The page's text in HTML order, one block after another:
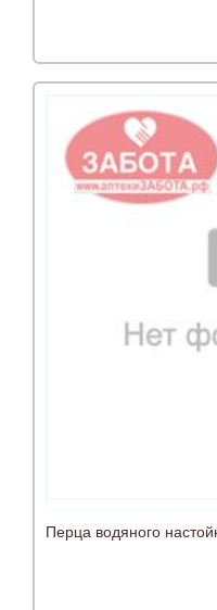
Перца водяного